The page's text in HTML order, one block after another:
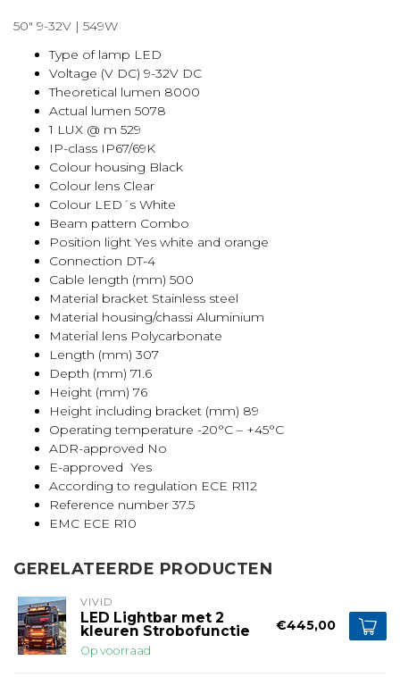
50" 9-32V | 549W
Type of lamp LED
Voltage (V DC) 9-32V DC
Theoretical lumen 8000
Actual lumen 5078
1 LUX @ m 529
IP-class IP67/69K
Colour housing Black
Colour lens Clear
Colour LED´s White
Beam pattern Combo
Position light Yes white and orange
Connection DT-4
Cable length (mm) 500
Material bracket Stainless steel
Material housing/chassi Aluminium
Material lens Polycarbonate
Length (mm) 307
Depth (mm) 71.6
Height (mm) 76
Height including bracket (mm) 89
Operating temperature -20°C – +45°C
ADR-approved No
E-approved Yes
According to regulation ECE R112
Reference number 37.5
EMC ECE R10
GERELATEERDE PRODUCTEN
VIVID
LED Lightbar met 2
kleuren Strobofunctie
Op voorraad
€445,00